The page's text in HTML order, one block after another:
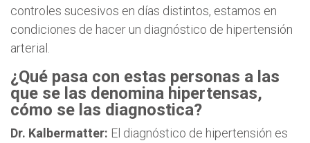
controles sucesivos en días distintos, estamos en
condiciones de hacer un diagnóstico de hipertensión
arterial.
¿Qué pasa con estas personas a las
que se las denomina hipertensas,
cómo se las diagnostica?
Dr. Kalbermatter: El diagnóstico de hipertensión es